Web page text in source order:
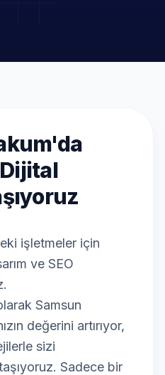
işletmeler için
ve SEO
Samsun
değerini artırıyor,
sizi
Sadece bir